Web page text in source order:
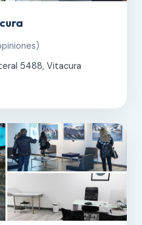
5488, Vitacura